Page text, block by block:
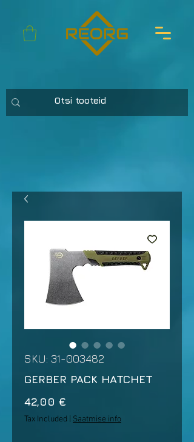
SKU: 31-003482
GERBER PACK HATCHET
42,00 €
Tax Included Saatmise info